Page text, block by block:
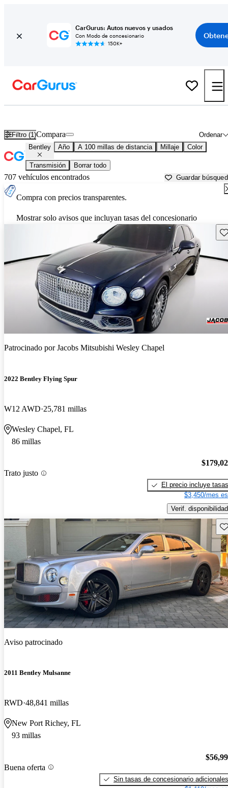
CarGurus: Autos nuevos y usados
Con Modo de concesionario
150K+
Filtro (1) Ordenar
Compara
Bentley Año A 100 millas de distancia Millaje Color
Transmisión Borrar todo
707 vehículos encontrados Guardar
Compra con precios transparentes.
Mostrar solo avisos que incluyan tasas del concesionario
Patrocinado porJacobs Mitsubishi Wesley Chapel
2022 Bentley Flying Spur
W12 AWD 25,781 millas
Wesley Chapel, FL
86 millas
Trato justo
El precio incluye tasas
$3,450/mes
Verif. disponibilidad
Aviso patrocinado
2011 Bentley Mulsanne
RWD 48,841 millas
New Port Richey, FL
93 millas
Buena oferta
Sin tasas de concesionario adicionales